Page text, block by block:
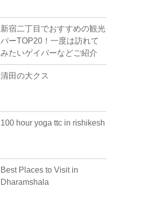
新宿二丁目でおすすめの観光
バーTOP20！一度は訪れて
みたいゲイバーなどご紹介
清田の大クス
100 hour yoga ttc in rishikesh
Best Places to Visit in
Dharamshala